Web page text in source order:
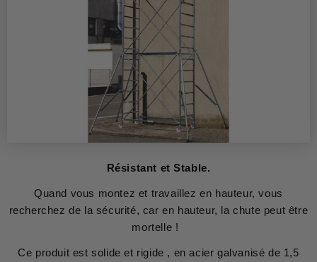
Résistant et Stable.
Quand vous montez et travaillez en hauteur, vous
recherchez de la sécurité, car en hauteur, la chute peut être
mortelle !
Ce produit est solide et rigide , en acier galvanisé de 1,5